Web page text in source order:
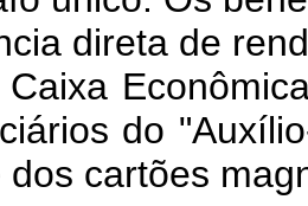
direta de
do
dos cartões